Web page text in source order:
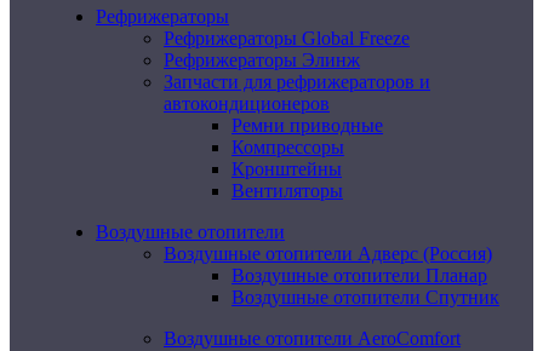
Рефрижераторы
Рефрижераторы Global Freeze
Рефрижераторы Элинж
Запчасти для рефрижераторов и
автокондиционеров
Ремни приводные
Компрессоры
Кронштейны
Вентиляторы
Воздушные отопители
Воздушные отопители Адверс (Россия)
Воздушные отопители Планар
Воздушные отопители Спутник
Воздушные отопители AeroComfort